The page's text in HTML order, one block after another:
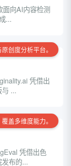
面向AI内容检测
...
创度分析平台。
凭借出
...
盖多维度能力。
凭借出色
布的...